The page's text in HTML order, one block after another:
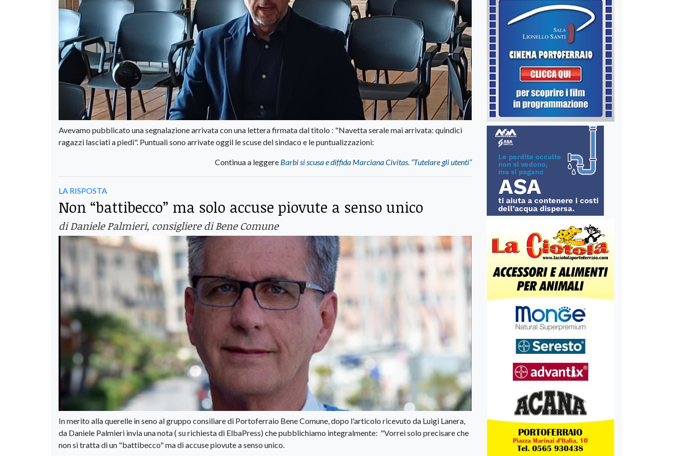
Avevamo pubblicato una segnalazione arrivata con una lettera firmata dal titolo : "Navetta serale mai arrivata: quindici
ragazzi lasciati a piedi". Puntuali sono arrivate oggil le scuse del sindaco e le puntualizzazioni:
Continua a leggere Barbi si scusa e diffida Marciana Civitas. “Tutelare gli utenti”
LA RISPOSTA
Non “battibecco” ma solo accuse piovute a senso unico
di Daniele Palmieri, consigliere di Bene Comune
In merito alla querelle in seno al gruppo consiliare di Portoferraio Bene Comune, dopo l'articolo ricevuto da Luigi Lanera,
da Daniele Palmieri invia una nota ( su richiesta di ElbaPress) che pubblichiamo integralmente: "Vorrei solo precisare che
non si tratta di un "battibecco" ma di accuse piovute a senso unico.